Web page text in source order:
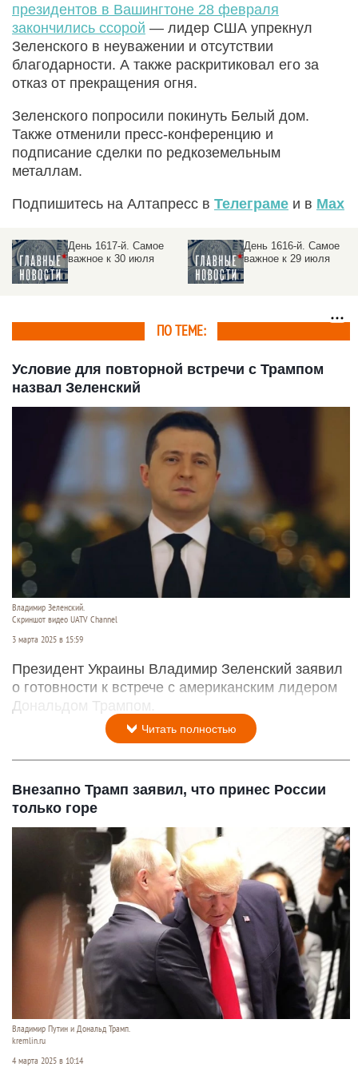
президентов в Вашингтоне 28 февраля
закончились ссорой — лидер США упрекнул
Зеленского в неуважении и отсутствии
благодарности. А также раскритиковал его за
отказ от прекращения огня.
Зеленского попросили покинуть Белый дом.
Также отменили пресс-конференцию и
подписание сделки по редкоземельным
металлам.
Подпишитесь на Алтапресс в Телеграме и в Max
День 1617-й. Самое
важное к 30 июля
День 1616-й. Самое
важное к 29 июля
ПО ТЕМЕ:
Условие для повторной встречи с Трампом
назвал Зеленский
Владимир Зеленский.
Скриншот видео UATV Channel
3 марта 2025 в 15:59
Президент Украины Владимир Зеленский заявил
о готовности к встрече с американским лидером
Дональдом Трампом.
Читать полностью
Внезапно Трамп заявил, что принес России
только горе
Владимир Путин и Дональд Трамп.
kremlin.ru
4 марта 2025 в 10:14